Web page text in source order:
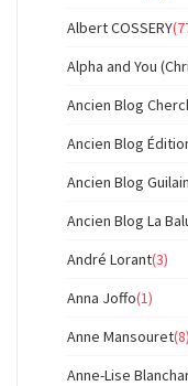
Albert COSSERY
Alpha and You
Ancien Blog
Ancien Blog
Ancien Blog
Ancien Blog La
André Lorant(3)
Anna Joffo(1)
Anne Mansouret(8)
Anne-Lise